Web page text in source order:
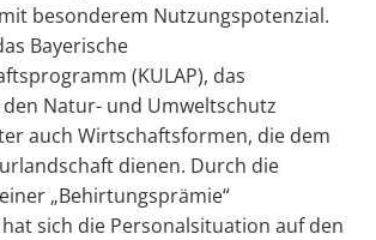
besonderem Nutzungspotenzial.
Bayerische
(KULAP), das
Natur- und Umweltschutz
auch Wirtschaftsformen, die dem
dienen. Durch die
„Behirtungsprämie“
sich die Personalsituation auf den